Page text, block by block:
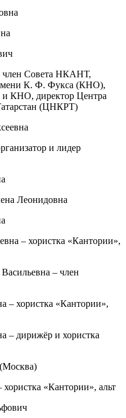
член Совета НКАНТ,
К. Ф. Фукса (КНО),
КНО, директор Центра
(ЦНКРТ)
и лидер
Леонидовна
– хористка «Кантории»,
– член
– хористка «Кантории»,
– дирижёр и хористка
«Кантории», альт